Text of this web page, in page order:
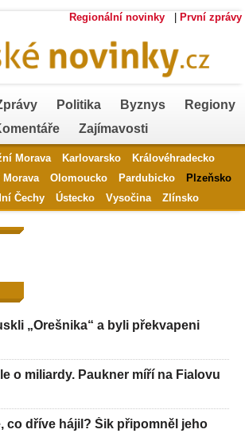
Regionální novinky První zprávy
Politika Byznys
Regiony
Zajímavosti
Morava Karlovarsko
Královéhradecko
Olomoucko Pardubicko
Plzeňsko
Čechy Ústecko Vysočina Zlínsko
„Orešnika“ a byli překvapeni
o miliardy. Paukner míří na Fialovu
co dříve hájil? Šik připomněl jeho